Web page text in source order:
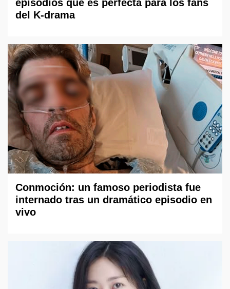
episodios que es perfecta para los fans
del K-drama
Conmoción: un famoso periodista fue
internado tras un dramático episodio en
vivo